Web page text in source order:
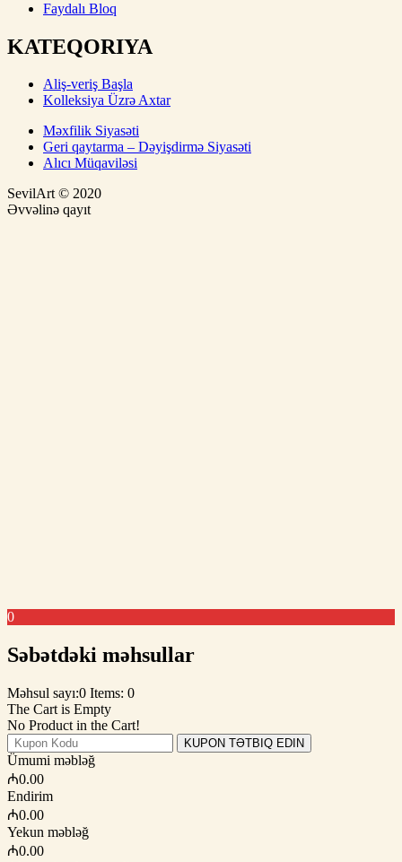
Faydalı Bloq
KATEQORIYA
Aliş-veriş Başla
Kolleksiya Üzrə Axtar
Məxfilik Siyasəti
Geri qaytarma – Dəyişdirmə Siyasəti
Alıcı Müqaviləsi
SevilArt © 2020
Əvvəlinə qayıt
0
Səbətdəki məhsullar
Məhsul sayı:0 Items: 0
The Cart is Empty
No Product in the Cart!
KUPON TƏTBIQ EDIN
Ümumi məbləğ
₼0.00
Endirim
₼0.00
Yekun məbləğ
₼0.00